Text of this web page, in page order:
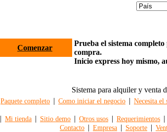
Comenzar
Prueba el sistema
compra.
Inicio express hoy mismo,
Sistema para alquiler y venta
Paquete completo | Como iniciar el negocio | Necesita el
| Mi tienda | Sitio demo | Otros usos | Requerimientos |
Contacto | Empresa | Soporte |